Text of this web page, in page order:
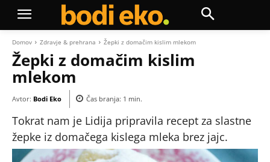
Domov Zdravje & prehrana Žepki z domačim kislim mlekom
Žepki z domačim kislim
mlekom
Avtor: Bodi Eko Čas branja: 1 min.
Tokrat nam je Lidija pripravila recept za slastne
žepke iz domačega kislega mleka brez jajc.